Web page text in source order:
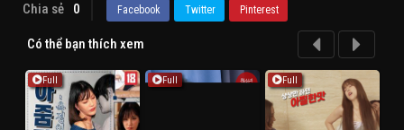
Chia sẻ 0 Facebook Twitter Pinterest
Có thể bạn thích xem
Full Full Full